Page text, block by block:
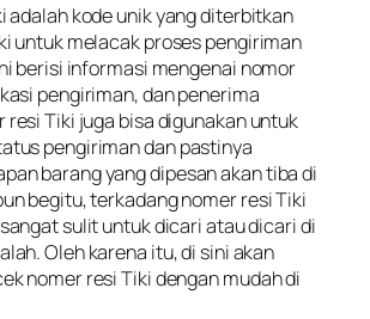
adalah kode unik yang diterbitkan
untuk melacak proses pengiriman
berisi informasi mengenai nomor
pengiriman, dan penerima
resi Tiki juga bisa digunakan untuk
pengiriman dan pastinya
barang yang dipesan akan tiba di
begitu, terkadang nomer resi Tiki
sulit untuk dicari atau dicari di
Oleh karena itu, di sini akan
nomer resi Tiki dengan mudah di